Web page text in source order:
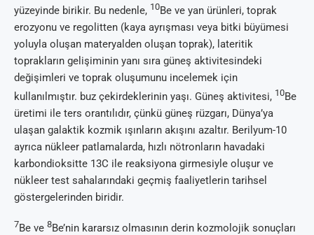
yüzeyinde birikir. Bu nedenle, 10Be ve yan ürünleri, toprak
erozyonu ve regolitten (kaya ayrışması veya bitki büyümesi
yoluyla oluşan materyalden oluşan toprak), lateritik
toprakların gelişiminin yanı sıra güneş aktivitesindeki
değişimleri ve toprak oluşumunu incelemek için
kullanılmıştır. buz çekirdeklerinin yaşı. Güneş aktivitesi, 10Be
üretimi ile ters orantılıdır, çünkü güneş rüzgarı, Dünya’ya
ulaşan galaktik kozmik ışınların akışını azaltır. Berilyum-10
ayrıca nükleer patlamalarda, hızlı nötronların havadaki
karbondioksitte 13C ile reaksiyona girmesiyle oluşur ve
nükleer test sahalarındaki geçmiş faaliyetlerin tarihsel
göstergelerinden biridir.
7Be ve 8Be’nin kararsız olmasının derin kozmolojik sonuçları